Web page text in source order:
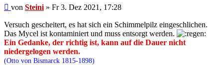
Beitrag
von Steini » Fr 3. Dez 2021, 17:28
Versuch gescheitert, es hat sich ein Schimmelpilz eingeschlichen.
Das Mycel ist kontaminiert und muss entsorgt werden.
Ein Gedanke, der richtig ist, kann auf die Dauer nicht
niedergelogen werden.
(Otto von Bismarck 1815-1898)